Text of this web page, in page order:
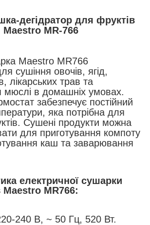
дегідратор для фруктів
Maestro MR-766
Maestro MR766
сушіння овочів, ягід,
лікарських трав та
мюслі в домашніх умовах.
забезпечує постійний
яка потрібна для
Сушені продукти можна
для приготування компоту
каш та заварювання
електричної сушарки
MR766:
240 В, ~ 50 Гц, 520 Вт.